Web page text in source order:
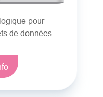
pour
de données